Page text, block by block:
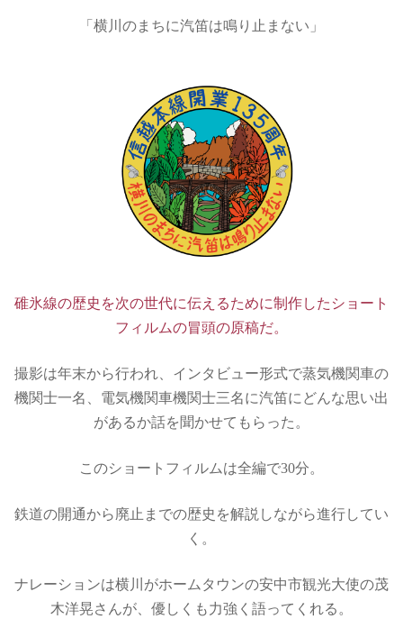
「横川のまちに汽笛は鳴り止まない」
碓氷線の歴史を次の世代に伝えるために制作したショート
フィルムの冒頭の原稿だ。
撮影は年末から行われ、インタビュー形式で蒸気機関車の
機関士一名、電気機関車機関士三名に汽笛にどんな思い出
があるか話を聞かせてもらった。
このショートフィルムは全編で30分。
鉄道の開通から廃止までの歴史を解説しながら進行してい
く。
ナレーションは横川がホームタウンの安中市観光大使の茂
木洋晃さんが、優しくも力強く語ってくれる。